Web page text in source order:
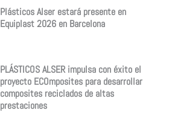
Plásticos Alser estará presente en
Equiplast 2026 en Barcelona
PLÁSTICOS ALSER impulsa con éxito el
proyecto ECOmposites para desarrollar
composites reciclados de altas
prestaciones